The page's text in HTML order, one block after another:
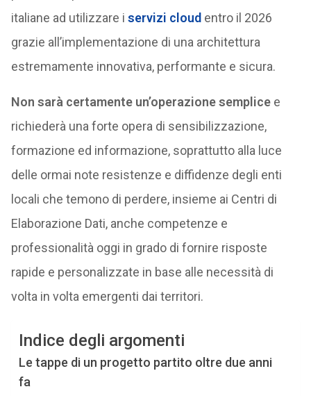
italiane ad utilizzare i servizi cloud entro il 2026
grazie all’implementazione di una architettura
estremamente innovativa, performante e sicura.
Non sarà certamente un’operazione semplicee
richiederà una forte opera di sensibilizzazione,
formazione ed informazione, soprattutto alla luce
delle ormai note resistenze e diffidenze degli enti
locali che temono di perdere, insieme ai Centri di
Elaborazione Dati, anche competenze e
professionalità oggi in grado di fornire risposte
rapide e personalizzate in base alle necessità di
volta in volta emergenti dai territori.
Indice degli argomenti
Le tappe di un progetto partito oltre due anni
fa